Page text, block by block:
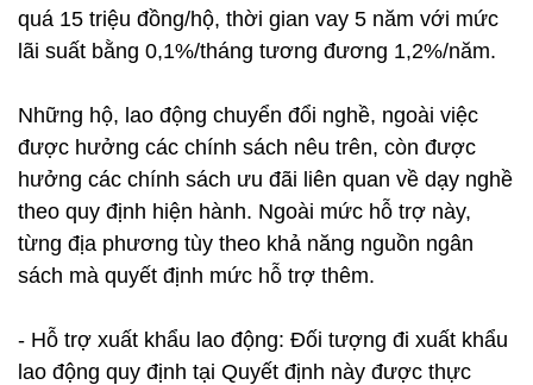
quá 15 triệu đồng/hộ, thời gian vay 5 năm với mức
lãi suất bằng 0,1%/tháng tương đương 1,2%/năm.
Những hộ, lao động chuyển đổi nghề, ngoài việc
được hưởng các chính sách nêu trên, còn được
hưởng các chính sách ưu đãi liên quan về dạy nghề
theo quy định hiện hành. Ngoài mức hỗ trợ này,
từng địa phương tùy theo khả năng nguồn ngân
sách mà quyết định mức hỗ trợ thêm.
- Hỗ trợ xuất khẩu lao động: Đối tượng đi xuất khẩu
lao động quy định tại Quyết định này được thực